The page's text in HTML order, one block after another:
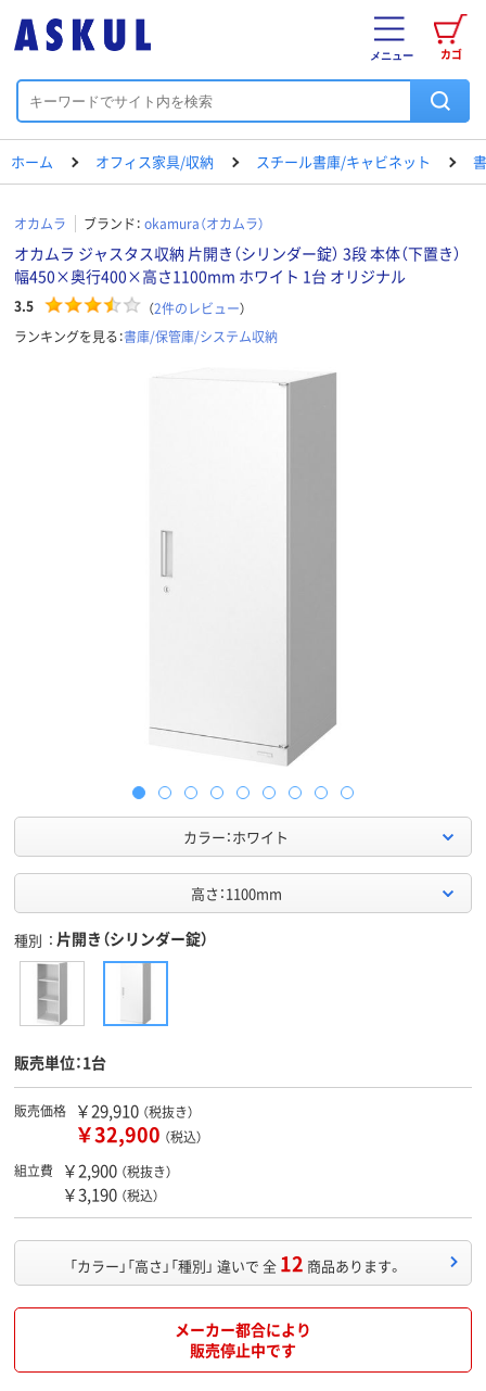
カゴ
メニュー
ホーム オフィス家具/収納 スチール書庫/キャビネット
オカムラ ブランド： okamura（オカムラ）
オカムラ ジャスタス収納 片開き（シリンダー錠） 3段 本体（下置き）
幅450×奥行400×高さ1100mm ホワイト 1台 オリジナル
3.5 （2件のレビュー）
ランキングを見る：書庫/保管庫/システム収納
カラー：ホワイト
高さ：1100mm
種別 片開き（シリンダー錠）
販売単位：1台
販売価格 ￥29,910 （税抜き）
￥32,900 （税込）
組立費
￥2,900 （税抜き）
￥3,190 （税込）
「カラー」「高さ」「種別」 違いで 全 12 商品あります。
メーカー都合により
販売停止中です